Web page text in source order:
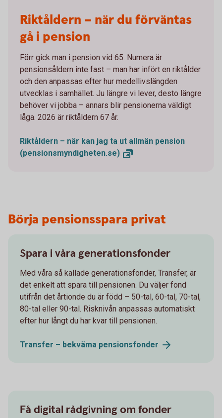
Riktåldern – när du förväntas
gå i pension
Förr gick man i pension vid 65. Numera är
pensionsåldern inte fast – man har infört en riktålder
och den anpassas efter hur medellivslängden
utvecklas i samhället. Ju längre vi lever, desto längre
behöver vi jobba – annars blir pensionerna väldigt
låga. 2026 är riktåldern 67 år.
Riktåldern – när kan jag ta ut allmän pension
(pensionsmyndigheten.se)
Börja pensionsspara privat
Spara i våra generationsfonder
Med våra så kallade generationsfonder, Transfer, är
det enkelt att spara till pensionen. Du väljer fond
utifrån det årtionde du är född – 50-tal, 60-tal, 70-tal,
80-tal eller 90-tal. Risknivån anpassas automatiskt
efter hur långt du har kvar till pensionen.
Transfer – bekväma pensionsfonder
Få digital rådgivning om fonder